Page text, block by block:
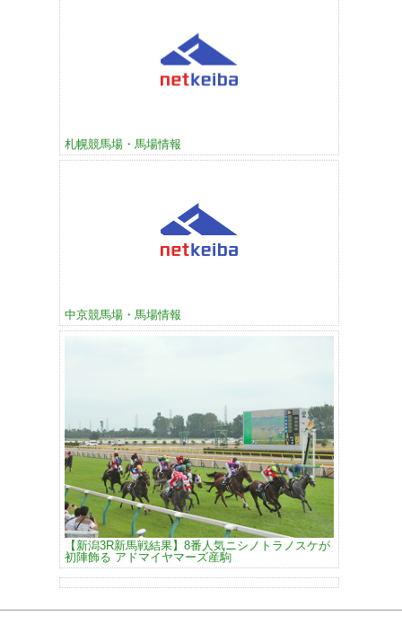
札幌競馬場・馬場情報
中京競馬場・馬場情報
【新潟3R新馬戦結果】8番人気ニシノトラノスケが
初陣飾る アドマイヤマーズ産駒